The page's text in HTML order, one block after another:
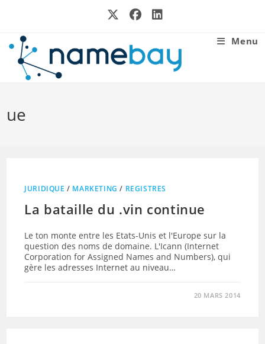
Menu
ue
JURIDIQUE / MARKETING / REGISTRES
La bataille du .vin continue
Le ton monte entre les Etats-Unis et l'Europe sur la
question des noms de domaine. L'Icann (Internet
Corporation for Assigned Names and Numbers), qui
gère les adresses Internet au niveau…
20 MARS 2014